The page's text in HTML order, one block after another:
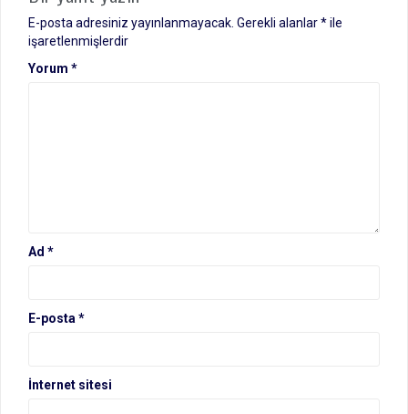
E-posta adresiniz yayınlanmayacak. Gerekli alanlar*ile
işaretlenmişlerdir
Yorum *
Ad *
E-posta *
İnternet sitesi